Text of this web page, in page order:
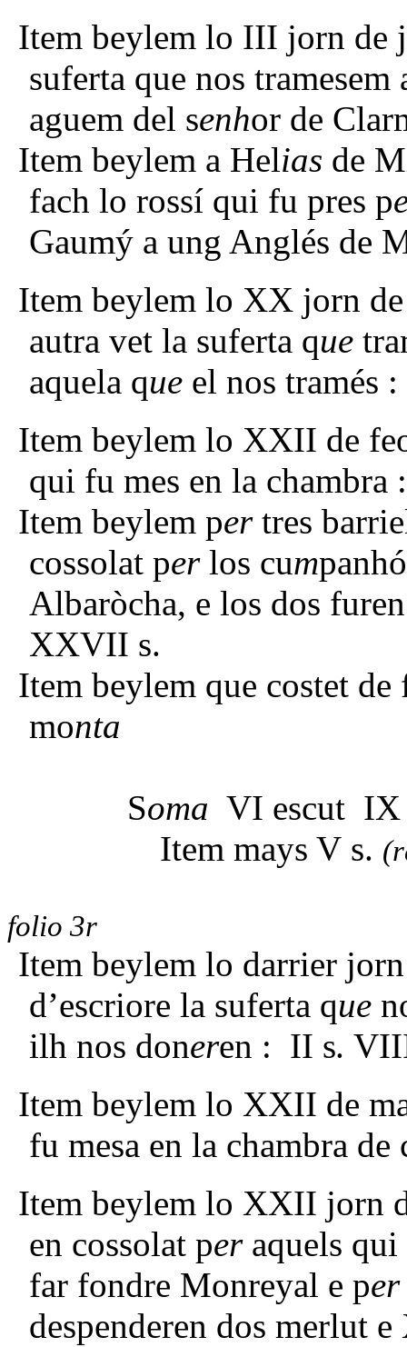
Item beylem lo III jorn de
suferta que nos
aguem del senhor de
Item beylem a Helias de
fach lo rossí qui fu pres p
Gaumý a ung Anglés de
Item beylem lo XX jorn
autra vet la suferta que
aquela que el nos
Item beylem lo XXII de
qui fu mes en la
Item beylem per tres
cossolat perlos cum
Albaròcha, e los dos
XXVII s.
Item beylem que costet de
monta
Soma VI escut IX
Item mays V s.
folio 3r
Item beylem lo darrier
d’escriore la suferta que
ilh nos doneren : II s.
Item beylem lo XXII de
fu mesa en la chambra
Item beylem lo XXII jorn
en cossolat peraquels qui
far fondre Monreyal e per
despenderen dos merlut